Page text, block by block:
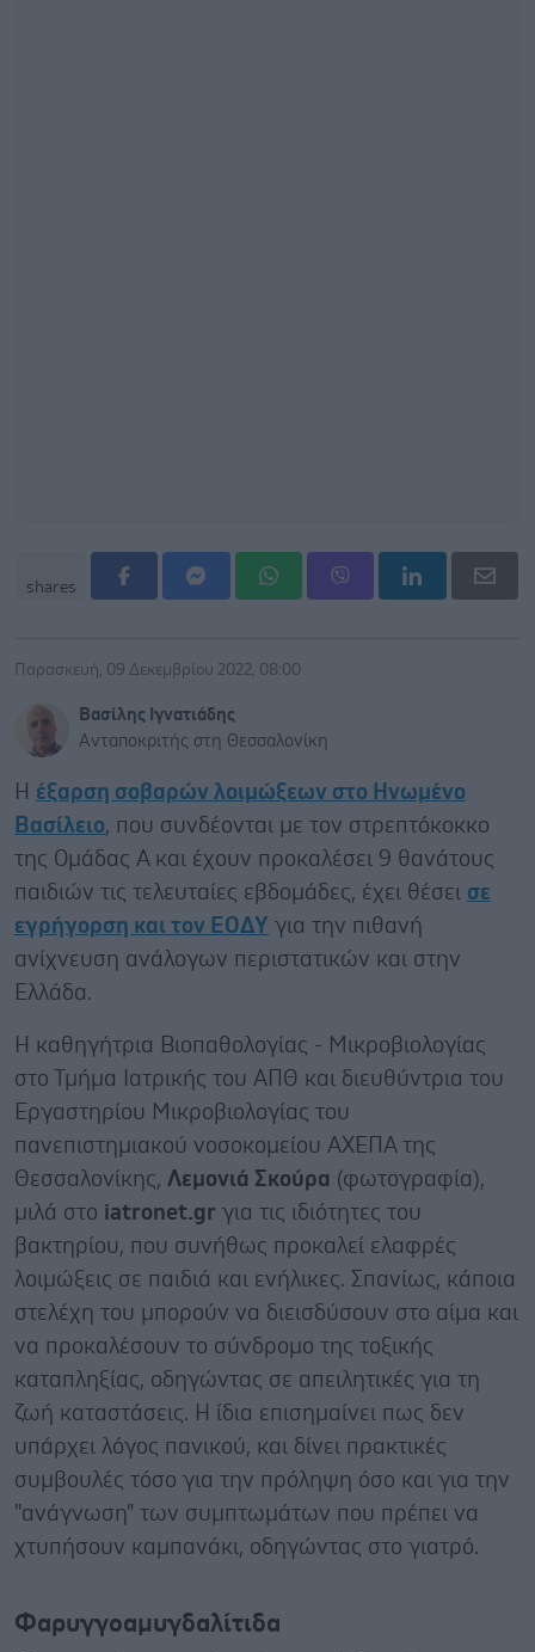
shares
Παρασκευή, 09 Δεκεμβρίου 2022, 08:00
Βασίλης Ιγνατιάδης
Ανταποκριτής στη Θεσσαλονίκη
Η έξαρση σοβαρών λοιμώξεων στο Ηνωμένο
Βασίλειο, που συνδέονται με τον στρεπτόκοκκο
της Ομάδας Α και έχουν προκαλέσει 9 θανάτους
παιδιών τις τελευταίες εβδομάδες, έχει θέσει σε
εγρήγορση και τον ΕΟΔΥ για την πιθανή
ανίχνευση ανάλογων περιστατικών και στην
Ελλάδα.
Η καθηγήτρια Βιοπαθολογίας - Μικροβιολογίας
στο Τμήμα Ιατρικής του ΑΠΘ και διευθύντρια του
Εργαστηρίου Μικροβιολογίας του
πανεπιστημιακού νοσοκομείου ΑΧΕΠΑ της
Θεσσαλονίκης, Λεμονιά Σκούρα (φωτογραφία),
μιλά στο iatronet.gr για τις ιδιότητες του
βακτηρίου, που συνήθως προκαλεί ελαφρές
λοιμώξεις σε παιδιά και ενήλικες. Σπανίως, κάποια
στελέχη του μπορούν να διεισδύσουν στο αίμα και
να προκαλέσουν το σύνδρομο της τοξικής
καταπληξίας, οδηγώντας σε απειλητικές για τη
ζωή καταστάσεις. Η ίδια επισημαίνει πως δεν
υπάρχει λόγος πανικού, και δίνει πρακτικές
συμβουλές τόσο για την πρόληψη όσο και για την
"ανάγνωση" των συμπτωμάτων που πρέπει να
χτυπήσουν καμπανάκι, οδηγώντας στο γιατρό.
Φαρυγγοαμυγδαλίτιδα